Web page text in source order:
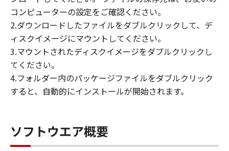
コンピューターの設定をご確認ください。
2.ダウンロードしたファイルをダブルクリックして、デ
ィスクイメージにマウントしてください。
3.マウントされたディスクイメージをダブルクリックし
てください。
4.フォルダー内のパッケージファイルをダブルクリック
すると、自動的にインストールが開始されます。
ソフトウエア概要